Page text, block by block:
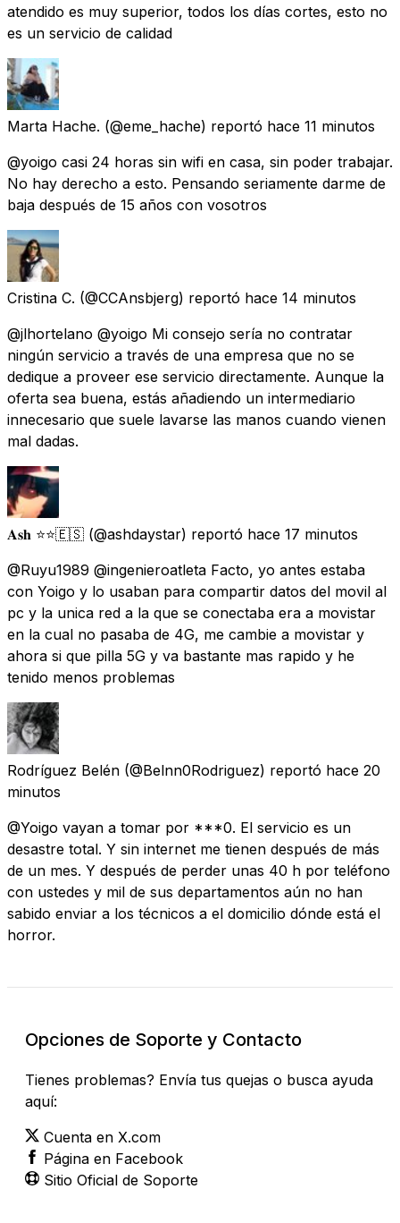
atendido es muy superior, todos los días cortes, esto no
es un servicio de calidad
Marta Hache. (@eme_hache) reportó hace 11 minutos
@yoigo casi 24 horas sin wifi en casa, sin poder trabajar.
No hay derecho a esto. Pensando seriamente darme de
baja después de 15 años con vosotros
Cristina C. (@CCAnsbjerg) reportó hace 14 minutos
@jlhortelano @yoigo Mi consejo sería no contratar
ningún servicio a través de una empresa que no se
dedique a proveer ese servicio directamente. Aunque la
oferta sea buena, estás añadiendo un intermediario
innecesario que suele lavarse las manos cuando vienen
mal dadas.
𝐀𝐬𝐡 ⭐️⭐️🇪🇸 (@ashdaystar) reportó hace 17 minutos
@Ruyu1989 @ingenieroatleta Facto, yo antes estaba
con Yoigo y lo usaban para compartir datos del movil al
pc y la unica red a la que se conectaba era a movistar
en la cual no pasaba de 4G, me cambie a movistar y
ahora si que pilla 5G y va bastante mas rapido y he
tenido menos problemas
Rodríguez Belén (@Belnn0Rodriguez) reportó hace 20
minutos
@Yoigo vayan a tomar por ***0. El servicio es un
desastre total. Y sin internet me tienen después de más
de un mes. Y después de perder unas 40 h por teléfono
con ustedes y mil de sus departamentos aún no han
sabido enviar a los técnicos a el domicilio dónde está el
horror.
Opciones de Soporte y Contacto
Tienes problemas? Envía tus quejas o busca ayuda
aquí:
Cuenta en X.com
Página en Facebook
Sitio Oficial de Soporte